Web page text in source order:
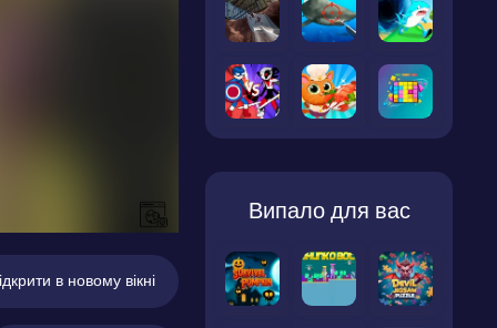
в новому вікні
Випало для вас